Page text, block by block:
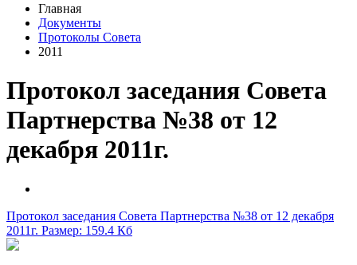
Главная
Документы
Протоколы Совета
2011
Протокол заседания Совета
Партнерства №38 от 12
декабря 2011г.
Протокол заседания Совета Партнерства №38 от 12 декабря
2011г. Размер: 159.4 Кб